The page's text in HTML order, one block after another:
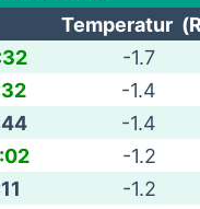
Temperatur
-1.7
-1.4
-1.4
-1.2
-1.2